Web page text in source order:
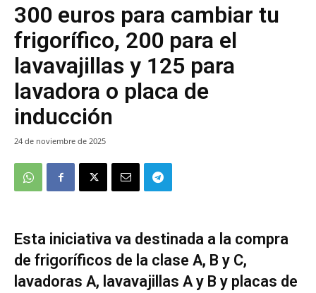
300 euros para cambiar tu
frigorífico, 200 para el
lavavajillas y 125 para
lavadora o placa de
inducción
24 de noviembre de 2025
Esta iniciativa va destinada a la compra
de frigoríficos de la clase A, B y C,
lavadoras A, lavavajillas A y B y placas de